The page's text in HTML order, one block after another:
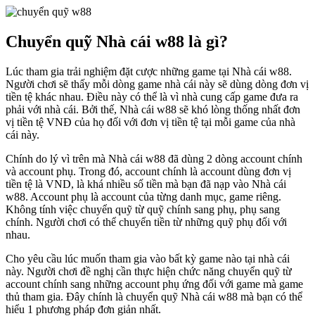
Chuyển quỹ Nhà cái w88 là gì?
Lúc tham gia trải nghiệm đặt cược những game tại Nhà cái w88.
Người chơi sẽ thấy mỗi dòng game nhà cái này sẽ dùng dòng đơn vị
tiền tệ khác nhau. Điều này có thể là vì nhà cung cấp game đưa ra
phải với nhà cái. Bởi thế, Nhà cái w88 sẽ khó lòng thống nhất đơn
vị tiền tệ VNĐ của họ đối với đơn vị tiền tệ tại mỗi game của nhà
cái này.
Chính do lý vì trên mà Nhà cái w88 đã dùng 2 dòng account chính
và account phụ. Trong đó, account chính là account dùng đơn vị
tiền tệ là VND, là khá nhiều số tiền mà bạn đã nạp vào Nhà cái
w88. Account phụ là account của từng danh mục, game riêng.
Không tính việc chuyển quỹ từ quỹ chính sang phụ, phụ sang
chính. Người chơi có thể chuyển tiền từ những quỹ phụ đối với
nhau.
Cho yêu cầu lúc muốn tham gia vào bất kỳ game nào tại nhà cái
này. Người chơi đề nghị cần thực hiện chức năng chuyển quỹ từ
account chính sang những account phụ ứng đối với game mà game
thủ tham gia. Đây chính là chuyển quỹ Nhà cái w88 mà bạn có thể
hiểu 1 phương pháp đơn giản nhất.